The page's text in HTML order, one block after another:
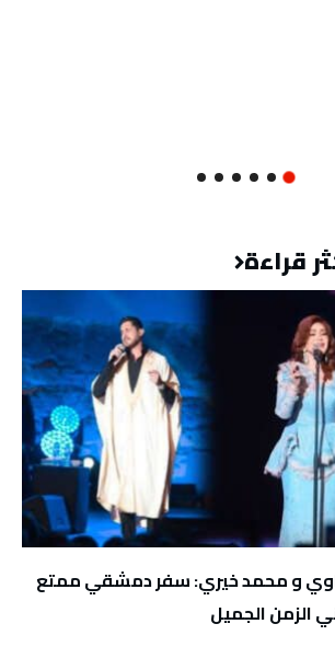
قراءة
و محمد خيري: سفر دمشقي ممتع
الزمن الجميل